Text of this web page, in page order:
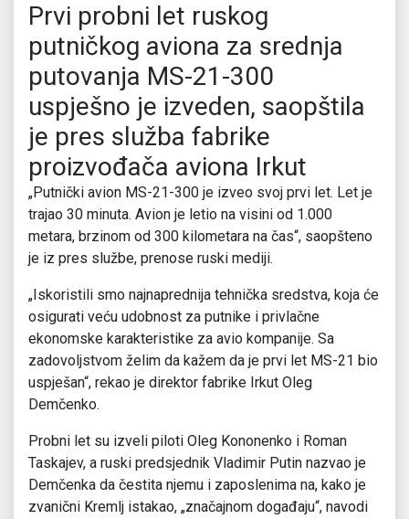
Prvi probni let ruskog
putničkog aviona za srednja
putovanja MS-21-300
uspјešno je izveden, saopštila
je pres služba fabrike
proizvođača aviona Irkut
„Putnički avion MS-21-300 je izveo svoj prvi let. Let je
trajao 30 minuta. Avion je letio na visini od 1.000
metara, brzinom od 300 kilometara na čas“, saopšteno
je iz pres službe, prenose ruski mediji.
„Iskoristili smo najnaprednija tehnička sredstva, koja će
osigurati veću udobnost za putnike i privlačne
ekonomske karakteristike za avio kompanije. Sa
zadovoljstvom želim da kažem da je prvi let MS-21 bio
uspјešan“, rekao je direktor fabrike Irkut Oleg
Demčenko.
Probni let su izveli piloti Oleg Kononenko i Roman
Taskajev, a ruski predsјednik Vladimir Putin nazvao je
Demčenka da čestita njemu i zaposlenima na, kako je
zvanični Kremlj istakao, „značajnom događaju“, navodi